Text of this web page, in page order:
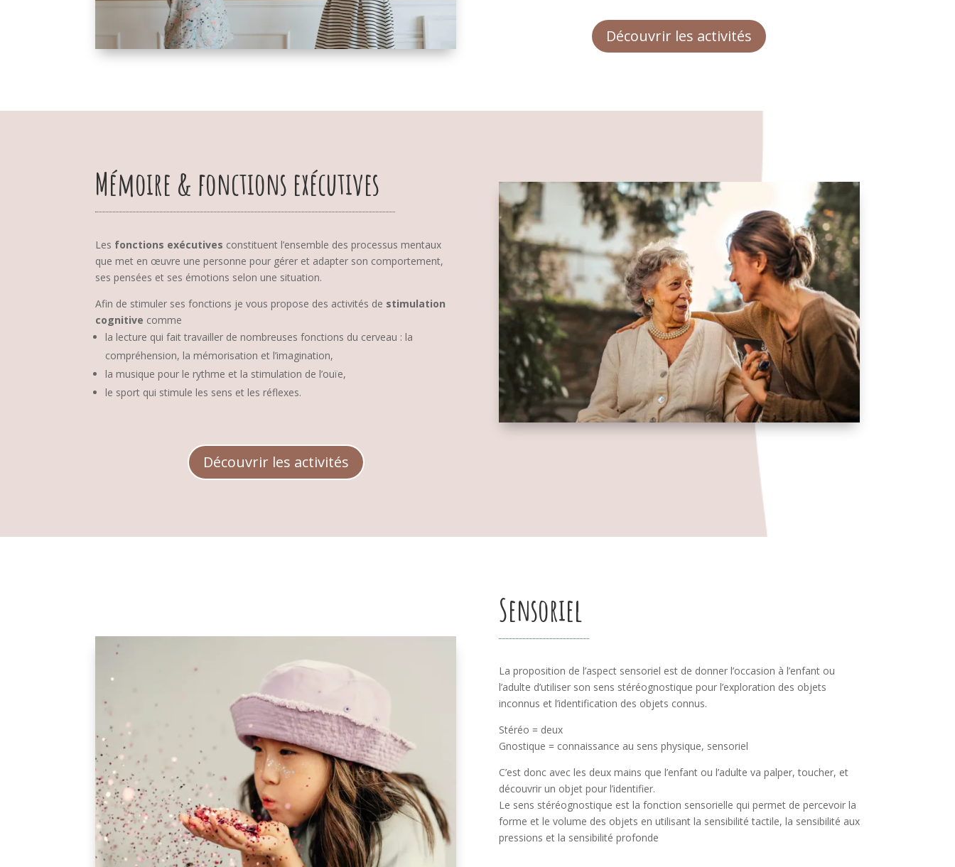
Découvrir les activités
Mémoire & fonctions exécutives
Les fonctions exécutives constituent l’ensemble des processus mentaux
que met en œuvre une personne pour gérer et adapter son comportement,
ses pensées et ses émotions selon une situation.
Afin de stimuler ses fonctions je vous propose des activités de stimulation
cognitive comme
la lecture qui fait travailler de nombreuses fonctions du cerveau : la
compréhension, la mémorisation et l’imagination,
la musique pour le rythme et la stimulation de l’ouïe,
le sport qui stimule les sens et les réflexes.
Découvrir les activités
Sensoriel
La proposition de l’aspect sensoriel est de donner l’occasion à l’enfant ou
l’adulte d’utiliser son sens stéréognostique pour l’exploration des objets
inconnus et l’identification des objets connus.
Stéréo = deux
Gnostique = connaissance au sens physique, sensoriel
C’est donc avec les deux mains que l’enfant ou l’adulte va palper, toucher, et
découvrir un objet pour l’identifier.
Le sens stéréognostique est la fonction sensorielle qui permet de percevoir la
forme et le volume des objets en utilisant la sensibilité tactile, la sensibilité aux
pressions et la sensibilité profonde